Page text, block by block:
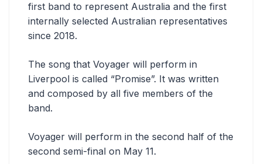
first band to represent Australia and the first
internally selected Australian representatives
since 2018.
The song that Voyager will perform in
Liverpool is called “Promise”. It was written
and composed by all five members of the
band.
Voyager will perform in the second half of the
second semi-final on May 11.